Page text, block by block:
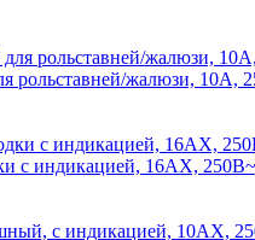
рольставней/жалюзи, 10А,
с индикацией, 16АХ,